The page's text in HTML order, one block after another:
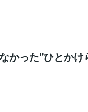
かった"ひとか